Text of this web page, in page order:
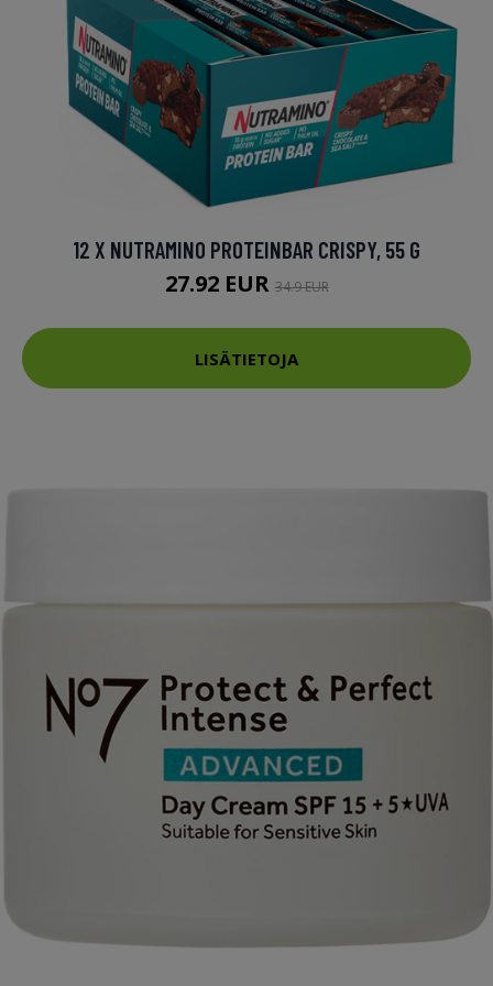
12 X NUTRAMINO PROTEINBAR CRISPY, 55 G
27.92 EUR34.9 EUR
LISÄTIETOJA